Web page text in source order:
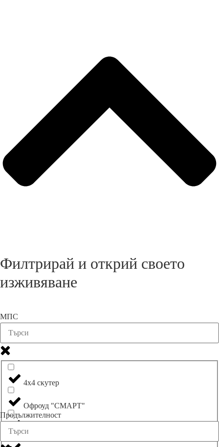
Филтрирай и открий своето
изживяване
МПС
4х4 скутер
Oфроуд "СМАРТ"
АТВ
Продължителност